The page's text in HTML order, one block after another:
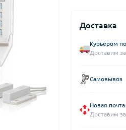
Доставка
Курьером
Доставим
Самовывоз
Новая почта
Доставим